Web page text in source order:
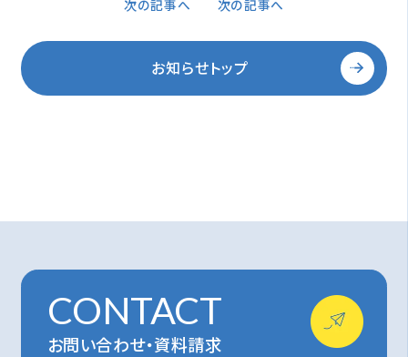
次の記事へ 次の記事へ
お知らせトップ
CONTACT
お問い合わせ・資料請求